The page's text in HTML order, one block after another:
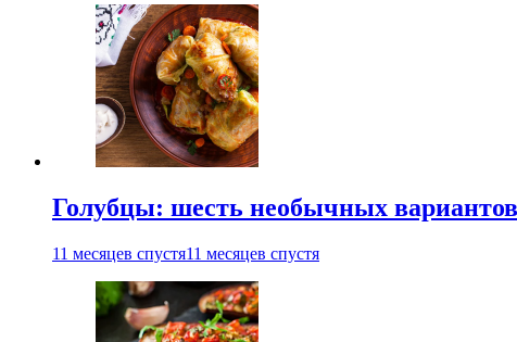
Голубцы: шесть необычных
11 месяцев спустя11 месяцев спустя